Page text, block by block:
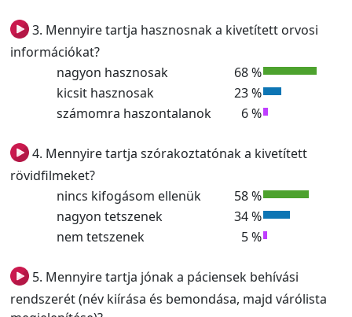
3. Mennyire tartja hasznosnak a kivetített orvosi
információkat?
nagyon hasznosak
68 %
kicsit hasznosak
23 %
számomra haszontalanok
6 %
4. Mennyire tartja szórakoztatónak a kivetített
rövidfilmeket?
nincs kifogásom ellenük
58 %
nagyon tetszenek
34 %
nem tetszenek
5 %
5. Mennyire tartja jónak a páciensek behívási
rendszerét (név kiírása és bemondása, majd várólista